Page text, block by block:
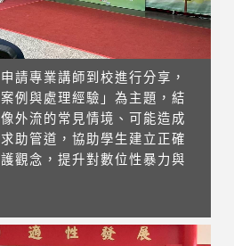
請專業講師到校進行分享，
例與處理經驗」為主題，結
外流的常見情境、可能造成
助管道，協助學生建立正確
觀念，提升對數位性暴力與